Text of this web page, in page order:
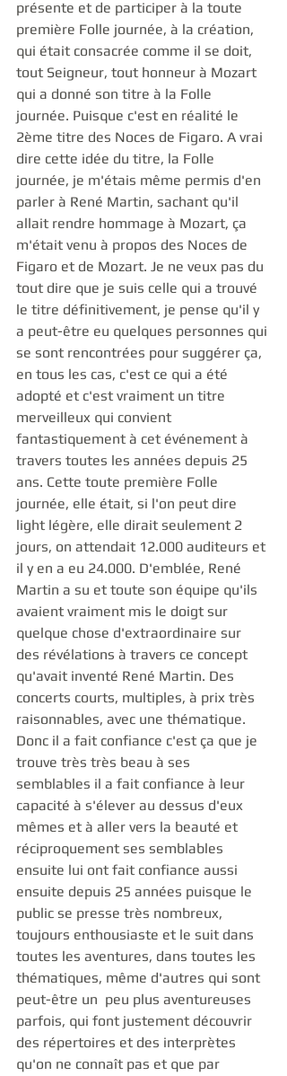
présente et de participer à la toute
première Folle journée, à la création,
qui était consacrée comme il se doit,
tout Seigneur, tout honneur à Mozart
qui a donné son titre à la Folle
journée. Puisque c'est en réalité le
2ème titre des Noces de Figaro. A vrai
dire cette idée du titre, la Folle
journée, je m'étais même permis d'en
parler à René Martin, sachant qu'il
allait rendre hommage à Mozart, ça
m'était venu à propos des Noces de
Figaro et de Mozart. Je ne veux pas du
tout dire que je suis celle qui a trouvé
le titre définitivement, je pense qu'il y
a peut-être eu quelques personnes qui
se sont rencontrées pour suggérer ça,
en tous les cas, c'est ce qui a été
adopté et c'est vraiment un titre
merveilleux qui convient
fantastiquement à cet événement à
travers toutes les années depuis 25
ans. Cette toute première Folle
journée, elle était, si l'on peut dire
light légère, elle dirait seulement 2
jours, on attendait 12.000 auditeurs et
il y en a eu 24.000. D'emblée, René
Martin a su et toute son équipe qu'ils
avaient vraiment mis le doigt sur
quelque chose d'extraordinaire sur
des révélations à travers ce concept
qu'avait inventé René Martin. Des
concerts courts, multiples, à prix très
raisonnables, avec une thématique.
Donc il a fait confiance c'est ça que je
trouve très très beau à ses
semblables il a fait confiance à leur
capacité à s'élever au dessus d'eux
mêmes et à aller vers la beauté et
réciproquement ses semblables
ensuite lui ont fait confiance aussi
ensuite depuis 25 années puisque le
public se presse très nombreux,
toujours enthousiaste et le suit dans
toutes les aventures, dans toutes les
thématiques, même d'autres qui sont
peut-être un  peu plus aventureuses
parfois, qui font justement découvrir
des répertoires et des interprètes
qu'on ne connaît pas et que par